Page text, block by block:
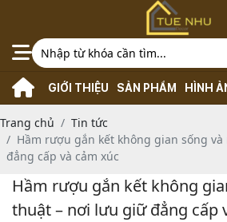
GIỚI THIỆU SẢN PHẨM HÌNH
Trang chủ
Tin tức
Hầm rượu gắn kết không gian sống
đẳng cấp và cảm xúc
Hầm rượu gắn kết không
thuật – nơi lưu giữ đẳng cấp